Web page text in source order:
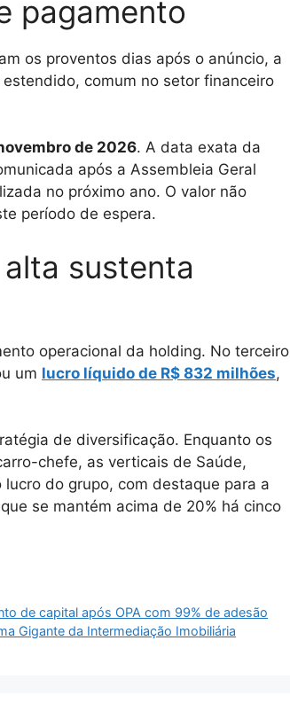
pagamento
os proventos dias após o anúncio, a
comum no setor financeiro
de 2026. A data exata da
após a Assembleia Geral
no próximo ano. O valor não
período de espera.
sustenta
operacional da holding. No terceiro
um lucro líquido de R$ 832 milhões,
de diversificação. Enquanto os
chefe, as verticais de Saúde,
do grupo, com destaque para a
se mantém acima de 20% há cinco
de capital após OPA com 99% de adesão
Gigante da Intermediação Imobiliária